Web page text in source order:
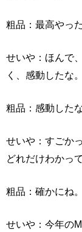
粗品：最高やっ
せいや：ほんで
く、感動したな
粗品：感動したな
せいや：すごか
どれだけわかっ
粗品：確かにね。
せいや：今年の